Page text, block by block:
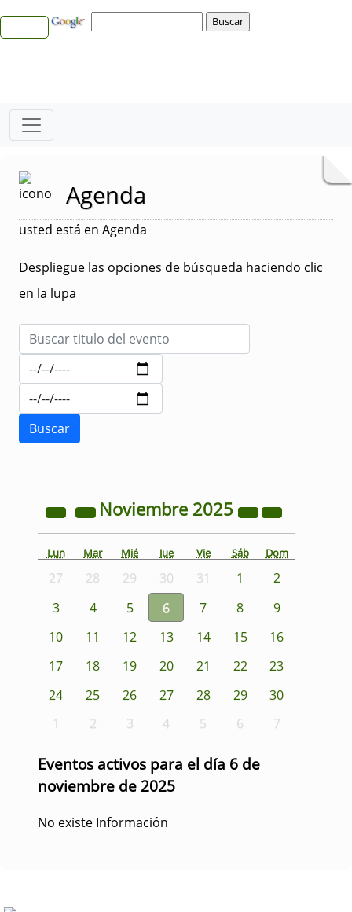
Agenda
usted está en Agenda
Despliegue las opciones de búsqueda haciendo clic
en la lupa
Noviembre 2025
Lun Mar Mié Jue Vie Sáb Dom
27 28 29 30 31 1
2
3
4 5 6 7 8
9
10
11 12 13 14 15
16
17
18 19 20 21 22
23
24
25 26 27 28 29
30
1
2 3 4 5 6 7
Eventos activos para el día 6 de
noviembre de 2025
No existe Información